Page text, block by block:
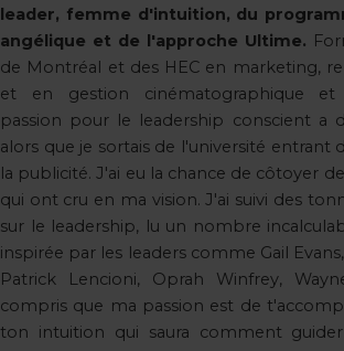
leader, femme d'intuition, du
angélique et de l'approche Ultime.
de Montréal et des HEC en marketing,
et en gestion cinématographique et
passion pour le leadership conscient a
alors que je sortais de l'université entrant
la publicité. J'ai eu la chance de côtoyer
qui ont cru en ma vision. J'ai suivi des
sur le leadership, lu un nombre
inspirée par les leaders comme Gail
Patrick Lencioni, Oprah Winfrey,
compris que ma passion est de
ton intuition qui saura comment